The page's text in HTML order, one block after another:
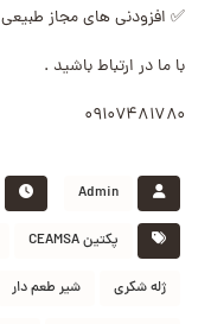
✅ افزودنی های مجاز طبیعی
با ما در ارتباط باشید .
۰۹۱۰۷۴۸۱۷۸۰
Admin
پکتین CEAMSA
ژله شکری شیر طعم دار